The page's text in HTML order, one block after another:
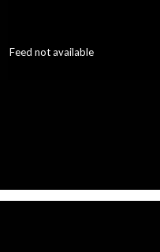
Feed not available